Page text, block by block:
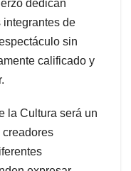
dedican
integrantes de
sin
calificado y
la Cultura será un
creadores